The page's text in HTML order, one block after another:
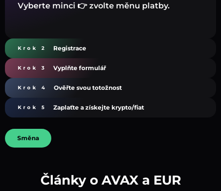
Vyberte minci 👉 zvolte měnu platby.
Krok 2 Registrace
Krok 3 Vyplňte formulář
Krok 4 Ověřte svou totožnost
Krok 5 Zaplaťte a získejte krypto/fiat
Směna
Články o AVAX a EUR